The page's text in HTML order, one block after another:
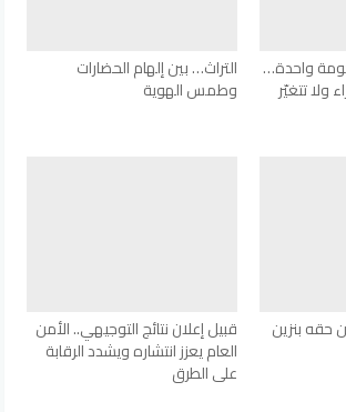
واحدة…
ولا تتغيّر
التراث… بين إلهام الحضارات
وطمس الهوية
حقه بنزين قبيل إعلان نتائج التوجيهي.. الأمن
العام يعزز انتشاره ويشدد الرقابة
على الطرق